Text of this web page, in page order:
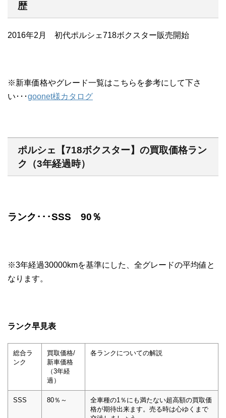
歴
2016年2月 初代ポルシェ718ボクスター販売開始
※新車価格やグレード一覧はこちらを参考にして下さ
い･･･goonet様カタログ
ポルシェ【718ボクスター】の買取価格ラン
ク（3年経過時）
ランク･･･SSS 90％
※3年経過30000kmを基準にした、全グレードの平均値と
なります。
ランク早見表
総合ラ
ンク
買取価格/
新車価格
（3年経
過）
各ランクについての解説
SSS 80％～
全車種の1％にも満たない超高額の買取価
格が期待出来ます。売る時は心ゆくまで